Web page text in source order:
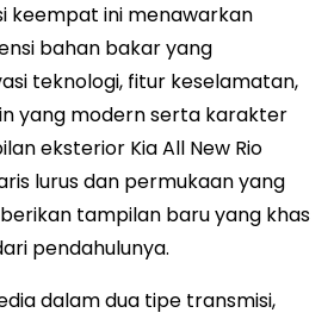
keempat ini menawarkan
bahan bakar yang
teknologi, fitur keselamatan,
yang modern serta karakter
eksterior Kia All New Rio
lurus dan permukaan yang
tampilan baru yang khas
pendahulunya.
dalam dua tipe transmisi,